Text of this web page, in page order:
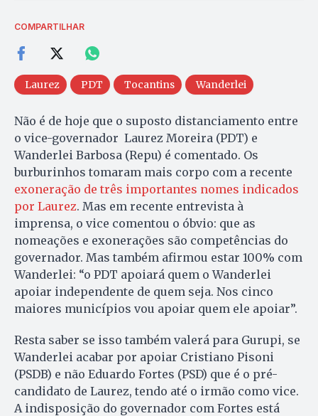
COMPARTILHAR
Laurez PDT Tocantins Wanderlei
Não é de hoje que o suposto distanciamento entre
o vice-governador Laurez Moreira (PDT) e
Wanderlei Barbosa (Repu) é comentado. Os
burburinhos tomaram mais corpo com a recente
exoneração de três importantes nomes indicados
por Laurez. Mas em recente entrevista à
imprensa, o vice comentou o óbvio: que as
nomeações e exonerações são competências do
governador. Mas também afirmou estar 100% com
Wanderlei: “o PDT apoiará quem o Wanderlei
apoiar independente de quem seja. Nos cinco
maiores municípios vou apoiar quem ele apoiar”.
Resta saber se isso também valerá para Gurupi, se
Wanderlei acabar por apoiar Cristiano Pisoni
(PSDB) e não Eduardo Fortes (PSD) que é o pré-
candidato de Laurez, tendo até o irmão como vice.
A indisposição do governador com Fortes está